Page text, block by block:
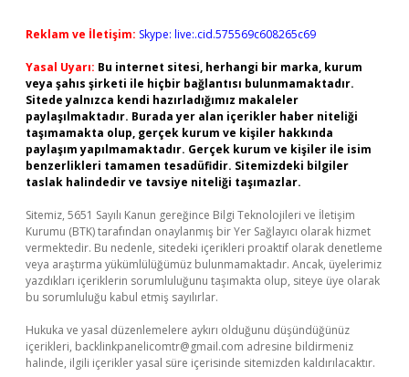
Reklam ve İletişim: Skype: live:.cid.575569c608265c69
Yasal Uyarı: Bu internet sitesi, herhangi bir marka, kurum
veya şahıs şirketi ile hiçbir bağlantısı bulunmamaktadır.
Sitede yalnızca kendi hazırladığımız makaleler
paylaşılmaktadır. Burada yer alan içerikler haber niteliği
taşımamakta olup, gerçek kurum ve kişiler hakkında
paylaşım yapılmamaktadır. Gerçek kurum ve kişiler ile isim
benzerlikleri tamamen tesadüfidir. Sitemizdeki bilgiler
taslak halindedir ve tavsiye niteliği taşımazlar.
Sitemiz, 5651 Sayılı Kanun gereğince Bilgi Teknolojileri ve İletişim
Kurumu (BTK) tarafından onaylanmış bir Yer Sağlayıcı olarak hizmet
vermektedir. Bu nedenle, sitedeki içerikleri proaktif olarak denetleme
veya araştırma yükümlülüğümüz bulunmamaktadır. Ancak, üyelerimiz
yazdıkları içeriklerin sorumluluğunu taşımakta olup, siteye üye olarak
bu sorumluluğu kabul etmiş sayılırlar.
Hukuka ve yasal düzenlemelere aykırı olduğunu düşündüğünüz
içerikleri, backlinkpanelicomtr@gmail.com adresine bildirmeniz
halinde, ilgili içerikler yasal süre içerisinde sitemizden kaldırılacaktır.